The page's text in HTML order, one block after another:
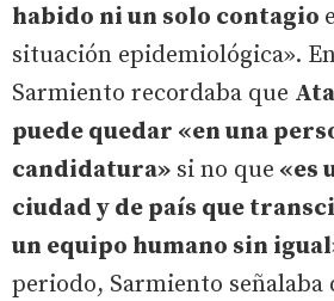
habido ni un solo contagio
situación epidemiológica».
Sarmiento recordaba que
puede quedar «en una
candidatura» si no que «es
ciudad y de país que
un equipo humano sin igual
periodo, Sarmiento señalaba